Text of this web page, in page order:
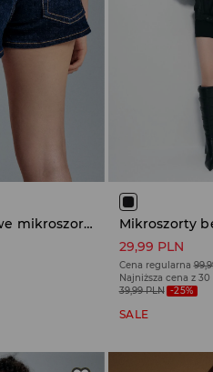
Ciemnogranatowe mikroszorty jeansowe low waist
29,99 PLN
Cena regularna
Najniższa cena z
39,99 PLN -25%
SALE